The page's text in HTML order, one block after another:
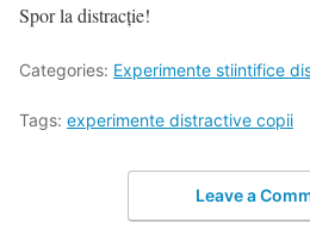
Spor la distracție!
Categories: Experimente stiintifice
Tags: experimente distractive copii
Leave a